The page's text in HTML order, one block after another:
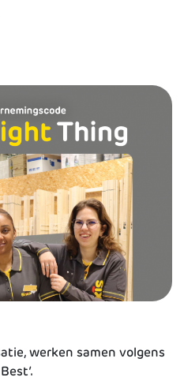
werken samen volgens